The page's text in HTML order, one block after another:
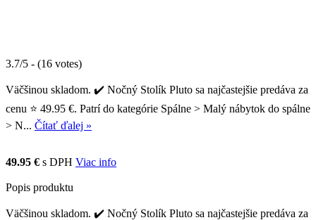
3.7/5 - (16 votes)
Väčšinou skladom. ✔️ Nočný Stolík Pluto sa najčastejšie predáva za
cenu ⭐ 49.95 €. Patrí do kategórie Spálne > Malý nábytok do spálne
> N... Čítať ďalej »
49.95 € s DPH Viac info
Popis produktu
Väčšinou skladom. ✔️ Nočný Stolík Pluto sa najčastejšie predáva za